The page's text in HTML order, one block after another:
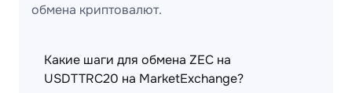
обмена криптовалют.
Какие шаги для обмена ZEC на
USDTTRC20 на MarketExchange?